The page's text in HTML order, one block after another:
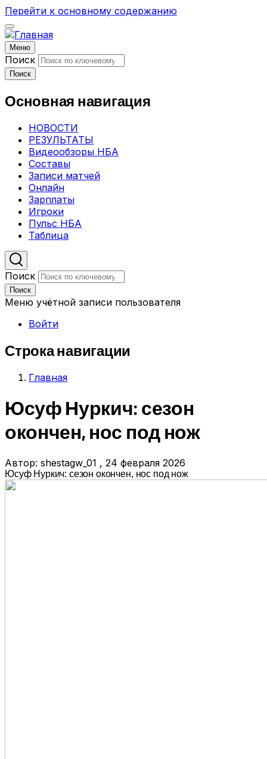
Перейти к основному содержанию
Меню
Поиск
Поиск
Основная навигация
НОВОСТИ
РЕЗУЛЬТАТЫ
Видеообзоры НБА
Составы
Записи матчей
Онлайн
Зарплаты
Игроки
Пульс НБА
Таблица
Поиск
Поиск
Меню учётной записи пользователя
Войти
Строка навигации
Главная
Юсуф Нуркич: сезон
окончен, нос под нож
Автор: shestagw_01 , 24 февраля 2026
Юсуф Нуркич: сезон окончен, нос под нож